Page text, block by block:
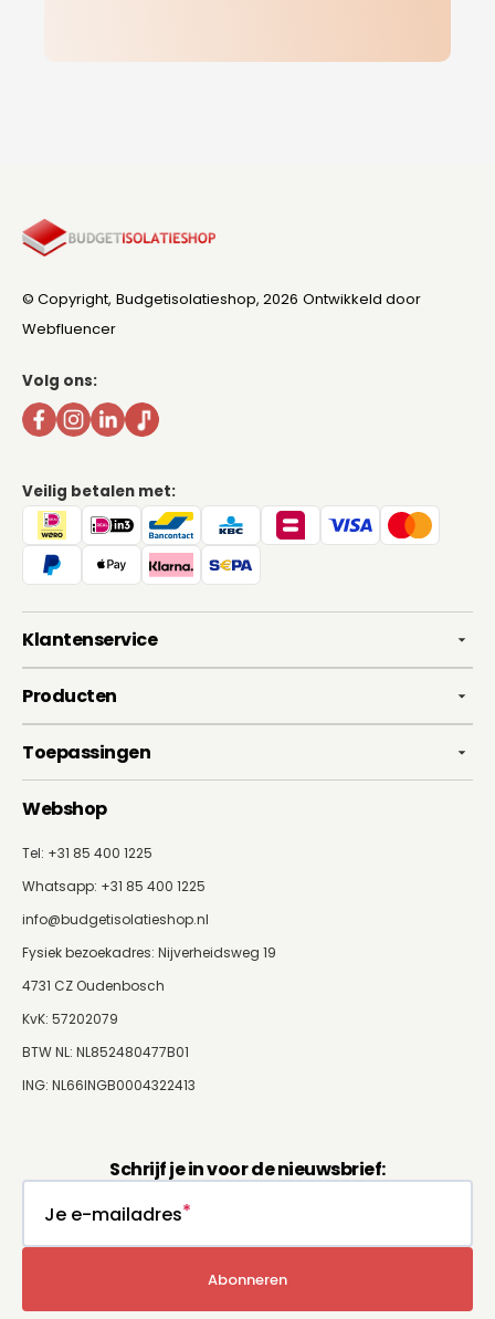
© Copyright, Budgetisolatieshop, 2026 Ontwikkeld door
Webfluencer
Volg ons:
Veilig betalen met:
Klantenservice
Producten
Toepassingen
Webshop
Tel: +31 85 400 1225
Whatsapp: +31 85 400 1225
info@budgetisolatieshop.nl
Fysiek bezoekadres: Nijverheidsweg 19
4731 CZ Oudenbosch
KvK: 57202079
BTW NL: NL852480477B01
ING: NL66INGB0004322413
Schrijf je in voor de nieuwsbrief:
Je e-mailadres
Abonneren